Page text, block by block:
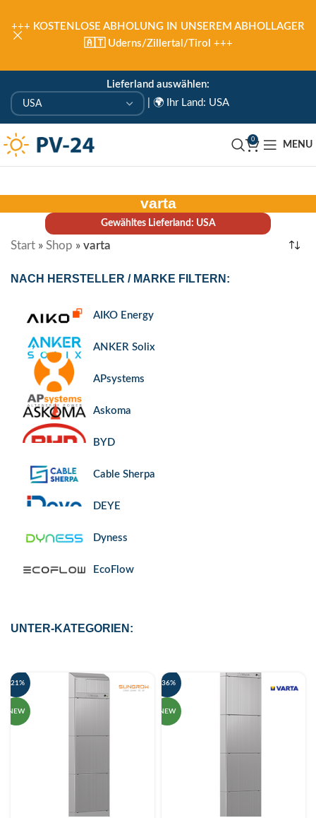
Lieferland auswählen:
🌍 Ihr Land: USA
0
MENU
varta
Gewähltes Lieferland: USA
Start » Shop » varta
NACH HERSTELLER / MARKE FILTERN:
AIKO Energy
ANKER Solix
APsystems
Askoma
BYD
Cable Sherpa
DEYE
Dyness
EcoFlow
Fronius
GoodWe Technologies
UNTER-KATEGORIEN:
-21%
NEW
-36%
NEW
+++ KOSTENLOSE ABHOLUNG IN UNSEREM ABHOLLAGER
🇦🇹 Uderns/Zillertal/Tirol +++